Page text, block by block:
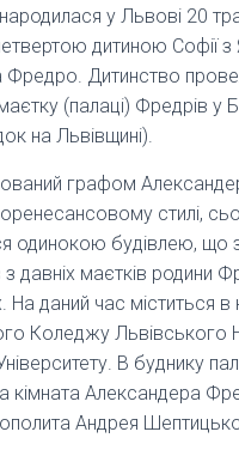
у Львові 20
дитиною Софії
Фредро. Дитинство
(палаці) Фредрів у
на Львівщині).
графом
стилі,
одинокою будівлею, що
давніх маєтків родини
На даний час міститься
Коледжу Львівського
В буднику
кімната Александера
Андрея